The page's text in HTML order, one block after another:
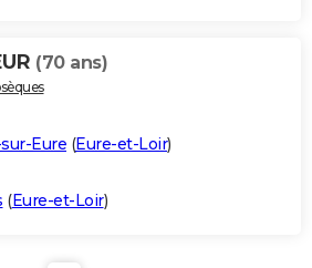
(70 ans)
Eure (Eure-et-Loir)
(Eure-et-Loir)